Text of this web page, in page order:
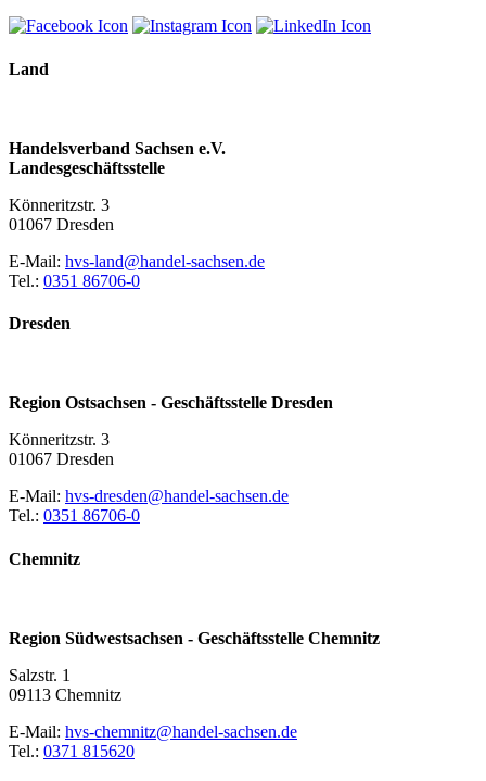
Land
Handelsverband Sachsen e.V.
Landesgeschäftsstelle
Könneritzstr. 3
01067 Dresden
E-Mail: hvs-land@handel-sachsen.de
Tel.: 0351 86706-0
Dresden
Region Ostsachsen - Geschäftsstelle Dresden
Könneritzstr. 3
01067 Dresden
E-Mail: hvs-dresden@handel-sachsen.de
Tel.: 0351 86706-0
Chemnitz
Region Südwestsachsen - Geschäftsstelle Chemnitz
Salzstr. 1
09113 Chemnitz
E-Mail: hvs-chemnitz@handel-sachsen.de
Tel.: 0371 815620